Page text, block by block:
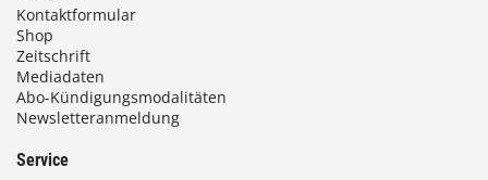
Kontaktformular
Shop
Zeitschrift
Mediadaten
Abo-Kündigungsmodalitäten
Newsletteranmeldung
Service